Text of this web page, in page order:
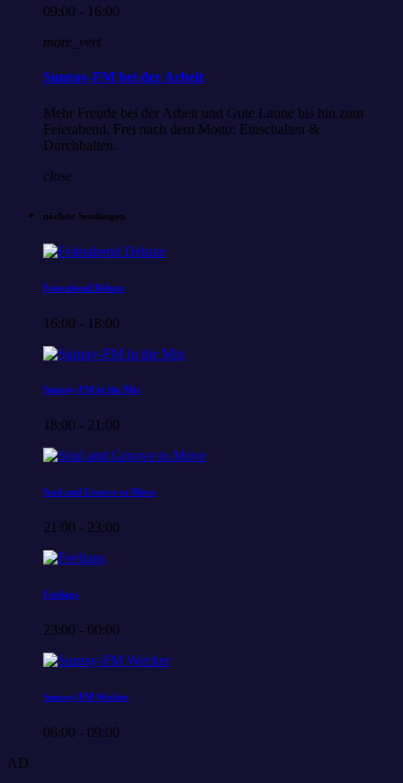
09:00 - 16:00
more_vert
Sunray-FM bei der Arbeit
Mehr Freude bei der Arbeit und Gute Laune bis hin zum
Feierabend. Frei nach dem Motto: Einschalten &
Durchhalten.
close
nächste Sendungen
Feierabend Deluxe
16:00 - 18:00
Sunray-FM in the Mix
18:00 - 21:00
Soul and Groove to Move
21:00 - 23:00
Feelings
23:00 - 00:00
Sunray-FM Wecker
06:00 - 09:00
AD